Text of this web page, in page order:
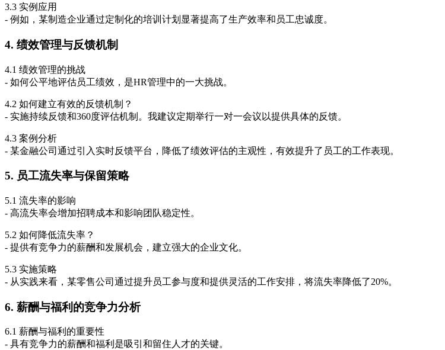
3.3 实例应用
- 例如，某制造企业通过定制化的培训计划显著提高了生产效率和员工忠诚度。
4. 绩效管理与反馈机制
4.1 绩效管理的挑战
- 如何公平地评估员工绩效，是HR管理中的一大挑战。
4.2 如何建立有效的反馈机制？
- 实施持续反馈和360度评估机制。我建议定期举行一对一会议以提供具体的反馈。
4.3 案例分析
- 某金融公司通过引入实时反馈平台，降低了绩效评估的主观性，有效提升了员工的工作表现。
5. 员工流失率与保留策略
5.1 流失率的影响
- 高流失率会增加招聘成本和影响团队稳定性。
5.2 如何降低流失率？
- 提供有竞争力的薪酬和发展机会，建立强大的企业文化。
5.3 实施策略
- 从实践来看，某零售公司通过提升员工参与度和提供灵活的工作安排，将流失率降低了20%。
6. 薪酬与福利的竞争力分析
6.1 薪酬与福利的重要性
- 具有竞争力的薪酬和福利是吸引和留住人才的关键。